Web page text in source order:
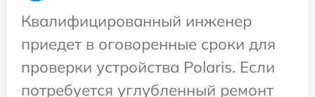
Квалифицированный инженер
приедет в оговоренные сроки для
проверки устройства Polaris. Если
потребуется углубленный ремонт